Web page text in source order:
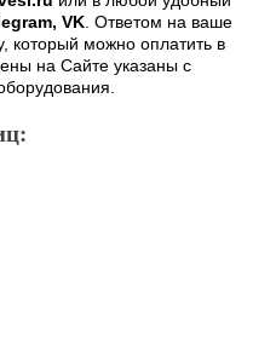
VK. Ответом на ваше
который можно оплатить в
на Сайте указаны с